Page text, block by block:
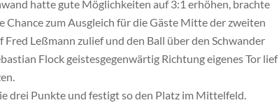
hatte gute Möglichkeiten auf 3:1 erhöhen, brachte
Chance zum Ausgleich für die Gäste Mitte der zweiten
Leßmann zulief und den Ball über den Schwander
Flock geistesgegenwärtig Richtung eigenes Tor lief
drei Punkte und festigt so den Platz im Mittelfeld.